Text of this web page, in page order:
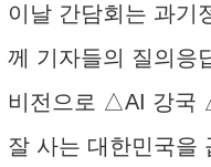
이날 간담회는 과기
께 기자들의 질의응
비전으로 △AI 강국
잘 사는 대한민국을